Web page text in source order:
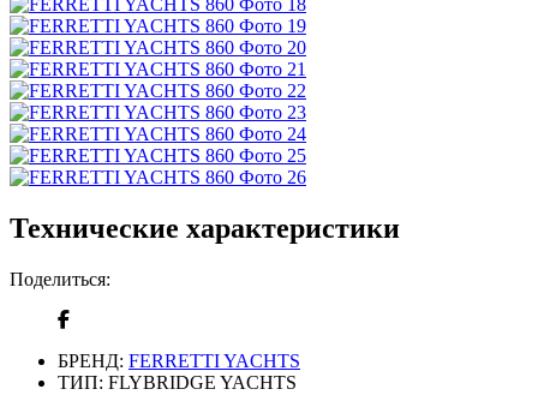
Технические характеристики
Поделиться:
БРЕНД: FERRETTI YACHTS
ТИП: FLYBRIDGE YACHTS